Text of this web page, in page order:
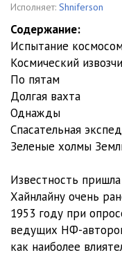
03_01_По пятам
03_02_По пятам
03_03_По пятам
03_04_По пятам
04_01_Долгая вахта
04_02_Долгая вахта
04_03_Долгая вахта
Исполняет: Shniferson
Содержание:
Испытание
Космический
По пятам
Долгая вахта
Однажды
Спасательная
Зеленые холмы
Известность
Хайнлайну очень
1953 году при
ведущих НФ-
как наиболее